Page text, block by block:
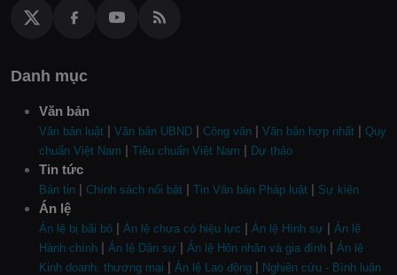
Danh mục
Văn bản
Văn bản luật | Văn bản UBND | Công văn | Văn bản hợp nhất | Quy
chuẩn Việt Nam | Tiêu chuẩn Việt Nam | Dự thảo
Tin tức
Bản tin | Chính sách nổi bật | Tin Văn bản Pháp luật | Sự kiện
Án lệ
Án lệ bị bãi bỏ | Án lệ chưa có hiệu lực | Án lệ Hình sự | Án lệ
Hành chính | Án lệ Dân sự | Án lệ Hôn nhân và gia đình | Án lệ
Kinh doanh, thương mại | Án lệ Lao động | Nghiên cứu - Bình luận